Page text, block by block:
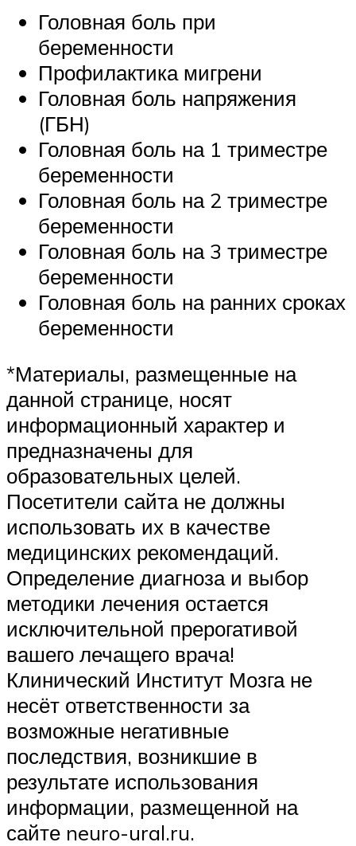
Головная боль при
беременности
Профилактика мигрени
Головная боль напряжения
(ГБН)
Головная боль на 1 триместре
беременности
Головная боль на 2 триместре
беременности
Головная боль на 3 триместре
беременности
Головная боль на ранних сроках
беременности
*Материалы, размещенные на
данной странице, носят
информационный характер и
предназначены для
образовательных целей.
Посетители сайта не должны
использовать их в качестве
медицинских рекомендаций.
Определение диагноза и выбор
методики лечения остается
исключительной прерогативой
вашего лечащего врача!
Клинический Институт Мозга не
несёт ответственности за
возможные негативные
последствия, возникшие в
результате использования
информации, размещенной на
сайте neuro-ural.ru.